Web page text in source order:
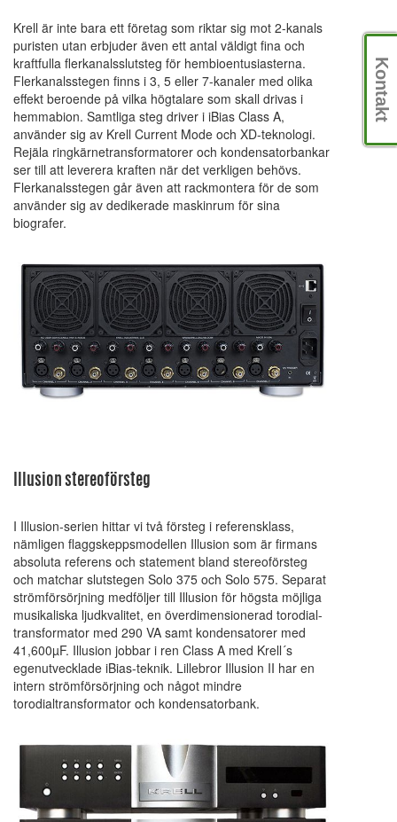
Krell är inte bara ett företag som riktar sig mot 2-kanals
puristen utan erbjuder även ett antal väldigt fina och
kraftfulla flerkanalsslutsteg för hembioentusiasterna.
Flerkanalsstegen finns i 3, 5 eller 7-kanaler med olika
effekt beroende på vilka högtalare som skall drivas i
hemmabion. Samtliga steg driver i iBias Class A,
använder sig av Krell Current Mode och XD-teknologi.
Rejäla ringkärnetransformatorer och kondensatorbankar
ser till att leverera kraften när det verkligen behövs.
Flerkanalsstegen går även att rackmontera för de som
använder sig av dedikerade maskinrum för sina
biografer.
Illusion stereoförsteg
I Illusion-serien hittar vi två försteg i referensklass,
nämligen flaggskeppsmodellen Illusion som är firmans
absoluta referens och statement bland stereoförsteg
och matchar slutstegen Solo 375 och Solo 575. Separat
strömförsörjning medföljer till Illusion för högsta möjliga
musikaliska ljudkvalitet, en överdimensionerad torodial-
transformator med 290 VA samt kondensatorer med
41,600µF. Illusion jobbar i ren Class A med Krell´s
egenutvecklade iBias-teknik. Lillebror Illusion II har en
intern strömförsörjning och något mindre
torodialtransformator och kondensatorbank.
Kontakt